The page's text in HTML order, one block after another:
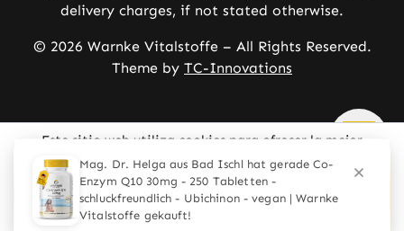
delivery charges, if not stated otherwise.
© 2026 Warnke Vitalstoffe – All Rights Reserved.
Theme by TC-Innovations
Este sitio web utiliza cookies para ofrecer la mejor
experiencia posible.Mehr Informationen ...
Solo los técnicamente necesarios
Configurar